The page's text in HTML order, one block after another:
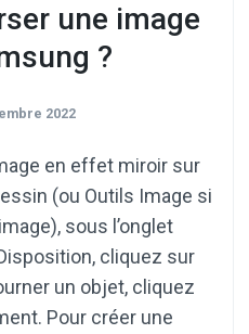
une image
?
2022
en effet miroir sur
(ou Outils Image si
sous l’onglet
cliquez sur
un objet, cliquez
Pour créer une